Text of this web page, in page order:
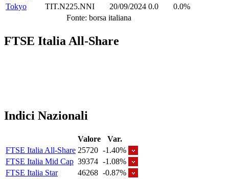
Tokyo
TIT.N225.NNI 20/09/2024 0.0
0.0%
Fonte: borsa italiana
FTSE Italia All-Share
Indici Nazionali
Valore
Var.
FTSE Italia All-Share 25720 -1.40%
FTSE Italia Mid Cap 39374 -1.08%
FTSE Italia Star
46268 -0.87%